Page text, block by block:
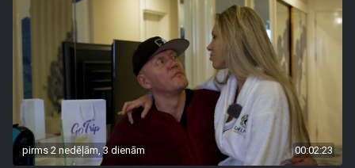
pirms 2 nedēļām, 3 dienām 00:02:23